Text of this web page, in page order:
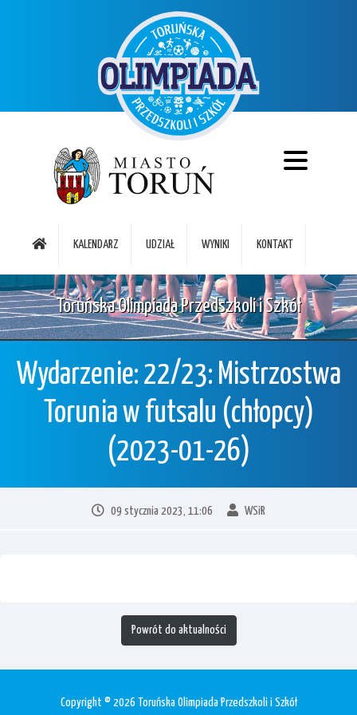
KALENDARZ UDZIAŁ WYNIKI KONTAKT
Toruńska Olimpiada Przedszkoli i Szkół
Wydarzenie: 22/23: Mistrzostwa
Torunia w futsalu (chłopcy)
(2023-01-26)
09 stycznia 2023, 11:06 WSiR
Powrót do aktualności
Copyright © 2026 Toruńska Olimpiada Przedszkoli i Szkół